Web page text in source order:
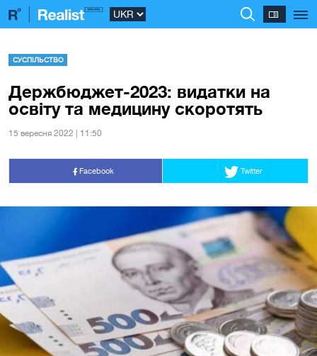
СУСПІЛЬСТВО
Держбюджет-2023: видатки на
освіту та медицину скоротять
15 вересня 2022 | 11:50
Facebook Twitter